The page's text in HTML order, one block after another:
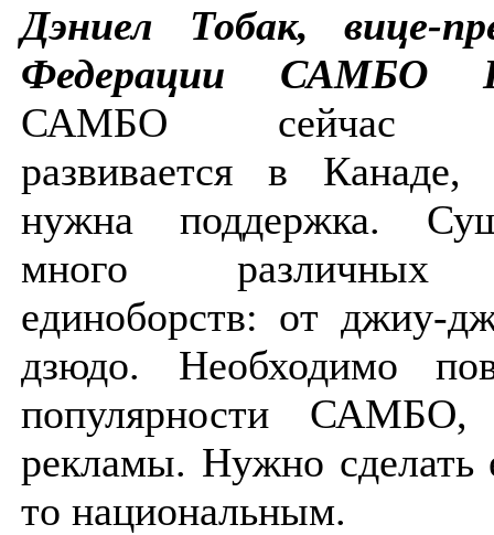
Дэниел Тобак, вице-
Федерации САМБО
САМБО сейчас
развивается в
нужна поддержка.
много различных
единоборств: от джиу-
дзюдо. Необходимо
популярности САМБО,
рекламы. Нужно сделать
то национальным.